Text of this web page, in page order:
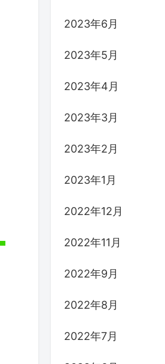
2023年6月
2023年5月
2023年4月
2023年3月
2023年2月
2023年1月
2022年12月
2022年11月
2022年9月
2022年8月
2022年7月